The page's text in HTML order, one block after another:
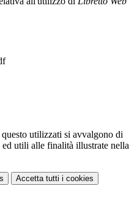
utilizzati si avvalgono di
utili alle finalità illustrate nella
Accetta tutti i cookies